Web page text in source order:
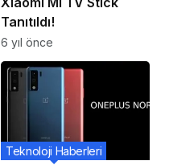
Tanıtıldı!
6 yıl önce
Teknoloji Haberleri